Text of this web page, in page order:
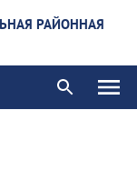
РАЙОННАЯ